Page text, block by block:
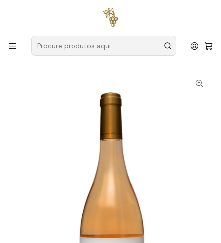
para encomendas a partir de
Produtores Tejo
Casal das Freiras
Casal das Freiras Reserva 2024 Tejo Rosé 75cl